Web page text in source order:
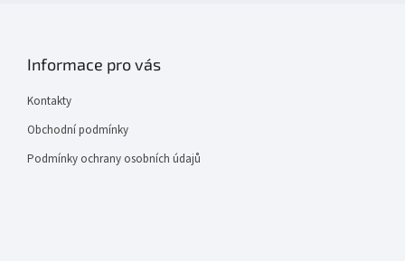
Informace pro vás
Kontakty
Obchodní podmínky
Podmínky ochrany osobních údajů